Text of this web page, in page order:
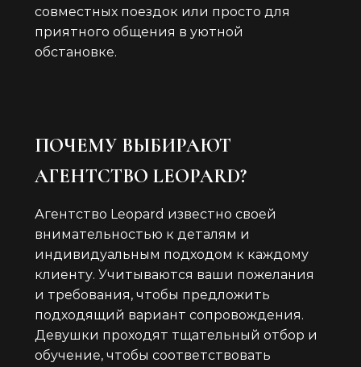
совместных поездок или просто для
приятного общения в уютной
обстановке.
ПОЧЕМУ ВЫБИРАЮТ
АГЕНТСТВО LEOPARD?
Агентство Leopard известно своей
внимательностью к деталям и
индивидуальным подходом к каждому
клиенту. Учитываются ваши пожелания
и требования, чтобы предложить
подходящий вариант сопровождения.
Девушки проходят тщательный отбор и
обучение, чтобы соответствовать